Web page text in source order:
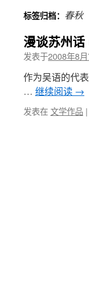
文标签归档： 春秋
漫谈苏州
发表于2008年8
作为吴语的代
… 继续阅读 →
发表在文学作品 |